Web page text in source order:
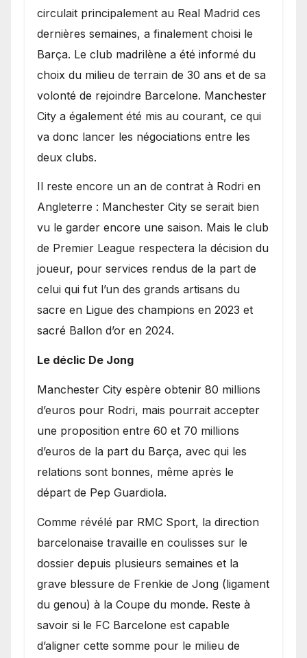
circulait principalement au Real Madrid ces
dernières semaines, a finalement choisi le
Barça. Le club madrilène a été informé du
choix du milieu de terrain de 30 ans et de sa
volonté de rejoindre Barcelone. Manchester
City a également été mis au courant, ce qui
va donc lancer les négociations entre les
deux clubs.
​Il reste encore un an de contrat à Rodri en
Angleterre : Manchester City se serait bien
vu le garder encore une saison. Mais le club
de Premier League respectera la décision du
joueur, pour services rendus de la part de
celui qui fut l’un des grands artisans du
sacre en Ligue des champions en 2023 et
sacré Ballon d’or en 2024.
Le déclic De Jong
​Manchester City espère obtenir 80 millions
d’euros pour Rodri, mais pourrait accepter
une proposition entre 60 et 70 millions
d’euros de la part du Barça, avec qui les
relations sont bonnes, même après le
départ de Pep Guardiola.
​Comme révélé par RMC Sport, la direction
barcelonaise travaille en coulisses sur le
dossier depuis plusieurs semaines et la
grave blessure de Frenkie de Jong (ligament
du genou) à la Coupe du monde. Reste à
savoir si le FC Barcelone est capable
d’aligner cette somme pour le milieu de